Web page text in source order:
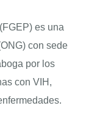
es una
con sede
por los
con VIH,